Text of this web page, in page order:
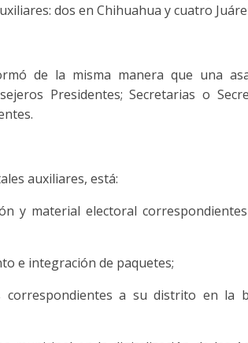
dos en Chihuahua y cuatro
de la misma manera que una
Presidentes; Secretarias o
auxiliares, está:
y material electoral
e integración de paquetes;
correspondientes a su distrito en la